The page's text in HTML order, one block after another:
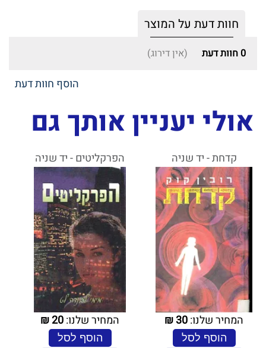
חוות דעת על המוצר
0 חוות דעת (אין דירוג)
הוסף חוות דעת
אולי יעניין אותך גם
קדחת - יד שניה
המחיר שלנו:30
₪
הוסף לסל
הפרקליטים - יד שניה
המחיר שלנו:20
₪
הוסף לסל